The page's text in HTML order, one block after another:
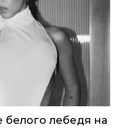
белого лебедя на